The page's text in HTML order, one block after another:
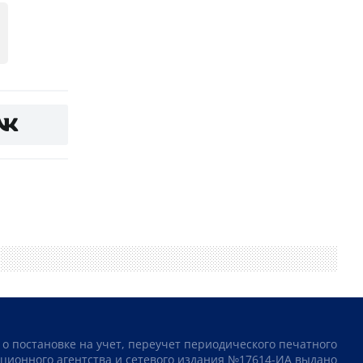
постановке на учет, переучет периодического печатного
агентства и сетевого издания №17614-ИА выдано